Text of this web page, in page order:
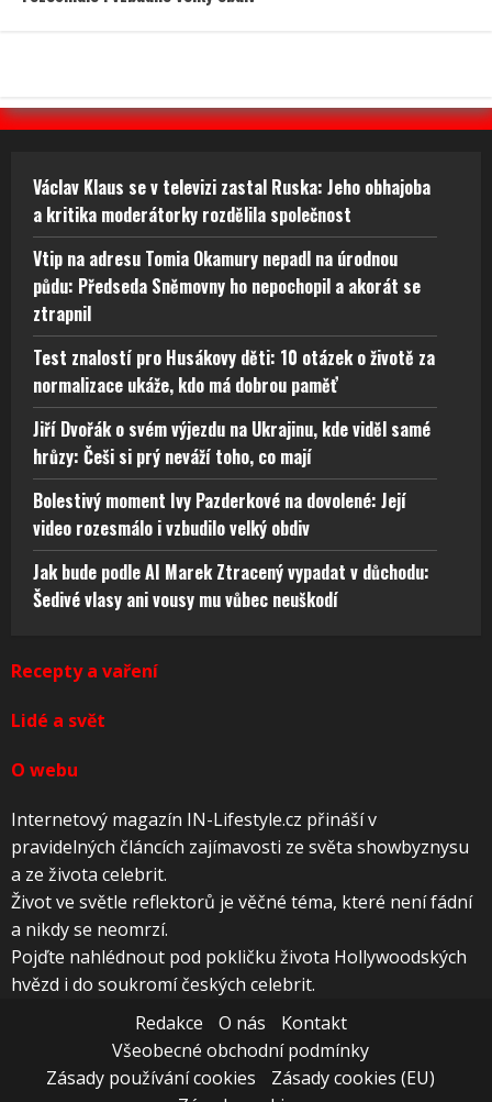
Václav Klaus se v televizi zastal Ruska: Jeho obhajoba
a kritika moderátorky rozdělila společnost
Vtip na adresu Tomia Okamury nepadl na úrodnou
půdu: Předseda Sněmovny ho nepochopil a akorát se
ztrapnil
Test znalostí pro Husákovy děti: 10 otázek o životě za
normalizace ukáže, kdo má dobrou paměť
Jiří Dvořák o svém výjezdu na Ukrajinu, kde viděl samé
hrůzy: Češi si prý neváží toho, co mají
Bolestivý moment Ivy Pazderkové na dovolené: Její
video rozesmálo i vzbudilo velký obdiv
Jak bude podle AI Marek Ztracený vypadat v důchodu:
Šedivé vlasy ani vousy mu vůbec neuškodí
Recepty a vaření
Lidé a svět
O webu
Internetový magazín IN-Lifestyle.cz přináší v
pravidelných článcích zajímavosti ze světa showbyznysu
a ze života celebrit.
Život ve světle reflektorů je věčné téma, které není fádní
a nikdy se neomrzí.
Pojďte nahlédnout pod pokličku života Hollywoodských
hvězd i do soukromí českých celebrit.
Redakce
O nás
Kontakt
Všeobecné obchodní podmínky
Zásady používání cookies
Zásady cookies (EU)